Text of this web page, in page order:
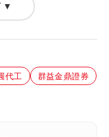
▼
代工
群益金鼎證券